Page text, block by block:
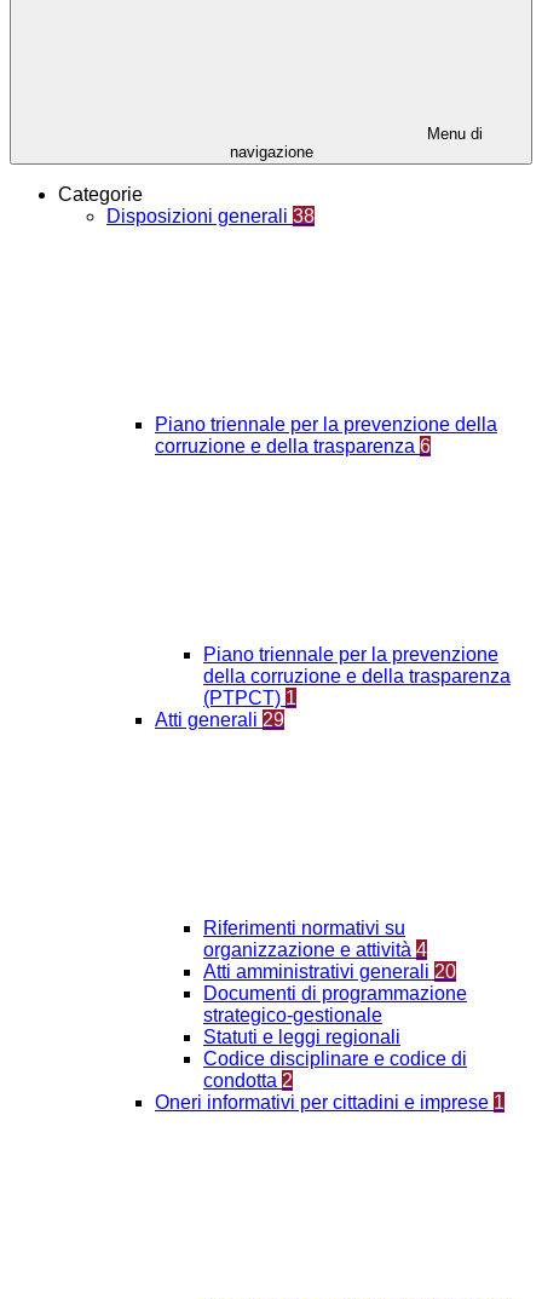
Menu di
navigazione
Categorie
Disposizioni generali 38
Piano triennale per la prevenzione della
corruzione e della trasparenza 6
Piano triennale per la prevenzione
della corruzione e della trasparenza
(PTPCT) 1
Atti generali 29
Riferimenti normativi su
organizzazione e attività 4
Atti amministrativi generali 20
Documenti di programmazione
strategico-gestionale
Statuti e leggi regionali
Codice disciplinare e codice di
condotta 2
Oneri informativi per cittadini e imprese 1